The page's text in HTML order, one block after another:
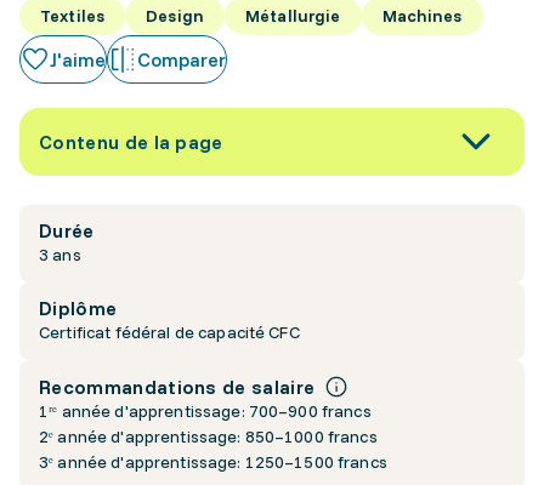
Textiles Design Métallurgie Machines
J'aime Comparer
Contenu de la page
Durée
3 ans
Diplôme
Certificat fédéral de capacité CFC
Recommandations de salaire
1ʳᵉ année d'apprentissage: 700–900 francs
2ᵉ année d'apprentissage: 850–1000 francs
3ᵉ année d'apprentissage: 1250–1500 francs